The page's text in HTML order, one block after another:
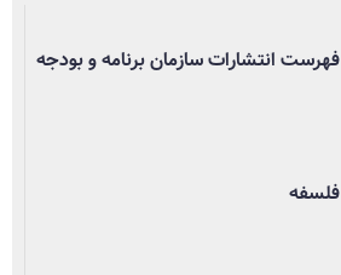
فهرست انتشارات سازمان برنامه و بودجه
فلسفه